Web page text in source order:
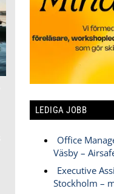
LEDIGA JOBB
Office
Väsby –
Executive
Stockholm –